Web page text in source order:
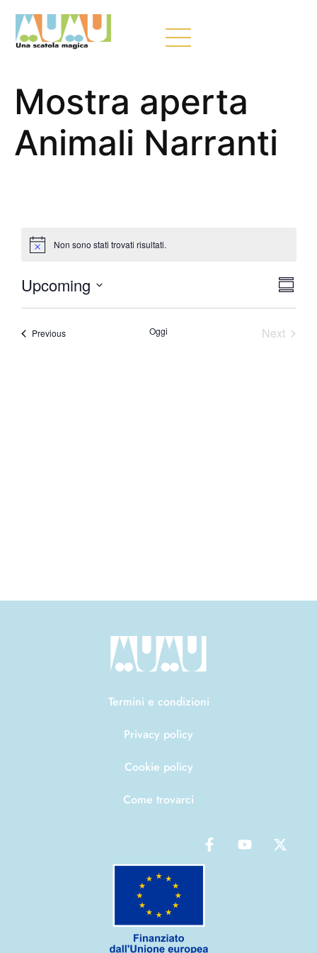
Mostra aperta
Animali Narranti
Non sono stati trovati risultati.
Upcoming
date.
PreviousEventi Oggi NextEventi
Termini e condizioni
Privacy policy
Cookie policy
Come trovarci